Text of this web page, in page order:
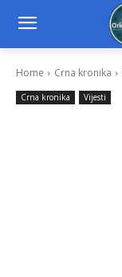
Home Crna kronika
Crna kronika Vijesti